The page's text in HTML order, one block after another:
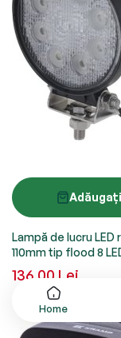
Lampă de lucru LED
110mm tip flood 8
136,00 Lei
Home